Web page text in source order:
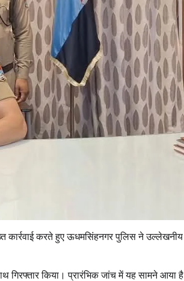
कार्रवाई करते हुए ऊधमसिंहनगर पुलिस ने उल्लेखनीय
गिरफ्तार किया। प्रारंभिक जांच में यह सामने आया है